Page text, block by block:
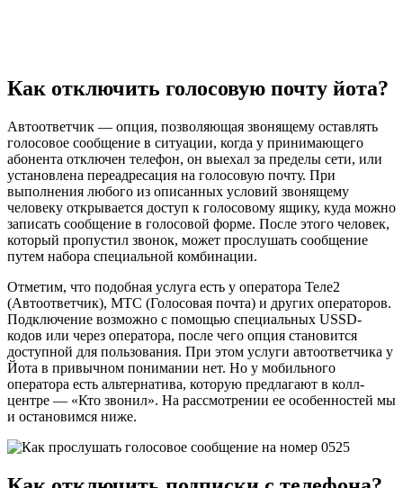
Как отключить голосовую почту йота?
Автоответчик — опция, позволяющая звонящему оставлять
голосовое сообщение в ситуации, когда у принимающего
абонента отключен телефон, он выехал за пределы сети, или
установлена переадресация на голосовую почту. При
выполнения любого из описанных условий звонящему
человеку открывается доступ к голосовому ящику, куда можно
записать сообщение в голосовой форме. После этого человек,
который пропустил звонок, может прослушать сообщение
путем набора специальной комбинации.
Отметим, что подобная услуга есть у оператора Теле2
(Автоответчик), МТС (Голосовая почта) и других операторов.
Подключение возможно с помощью специальных USSD-
кодов или через оператора, после чего опция становится
доступной для пользования. При этом услуги автоответчика у
Йота в привычном понимании нет. Но у мобильного
оператора есть альтернатива, которую предлагают в колл-
центре — «Кто звонил». На рассмотрении ее особенностей мы
и остановимся ниже.